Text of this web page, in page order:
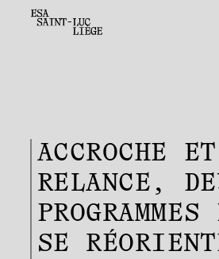
ACCROCHE ET
RELANCE,
PROGRAMMES
SE